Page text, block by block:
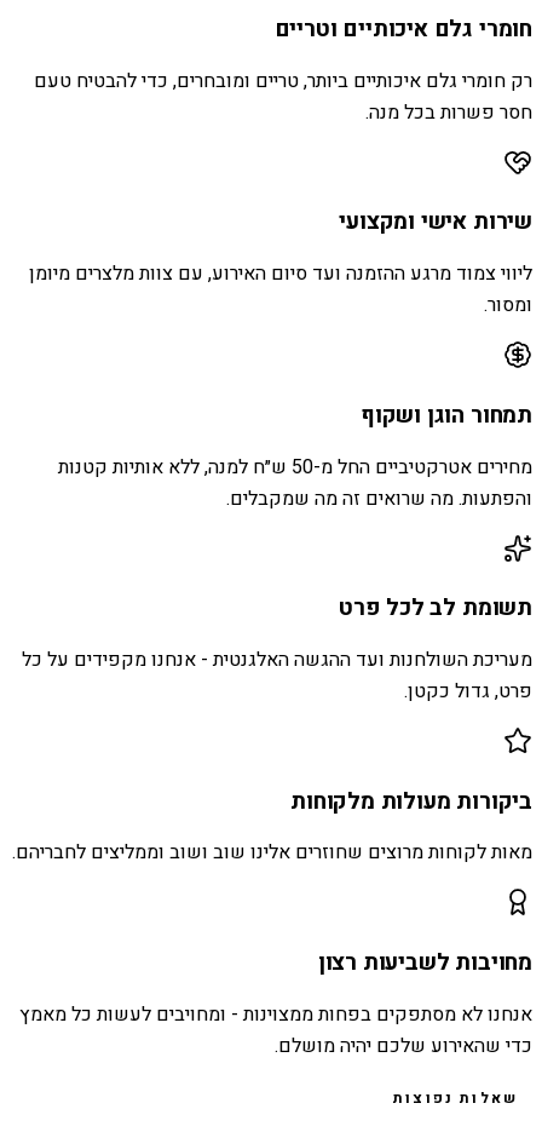
חומרי גלם איכותיים וטריים
רק חומרי גלם איכותיים ביותר, טריים ומובחרים, כדי להבטיח טעם
חסר פשרות בכל מנה.
שירות אישי ומקצועי
ליווי צמוד מרגע ההזמנה ועד סיום האירוע, עם צוות מלצרים מיומן
ומסור.
תמחור הוגן ושקוף
מחירים אטרקטיביים החל מ-50 ש״ח למנה, ללא אותיות קטנות
והפתעות. מה שרואים זה מה שמקבלים.
תשומת לב לכל פרט
מעריכת השולחנות ועד ההגשה האלגנטית - אנחנו מקפידים על כל
פרט, גדול כקטן.
ביקורות מעולות מלקוחות
מאות לקוחות מרוצים שחוזרים אלינו שוב ושוב וממליצים לחבריהם.
מחויבות לשביעות רצון
אנחנו לא מסתפקים בפחות ממצוינות - ומחויבים לעשות כל מאמץ
כדי שהאירוע שלכם יהיה מושלם.
שאלות נפוצות